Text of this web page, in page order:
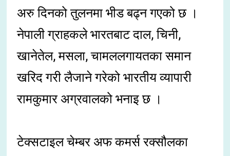
अरु दिनको तुलनमा भीड बढ्न गएको छ ।
नेपाली ग्राहकले भारतबाट दाल, चिनी,
खानेतेल, मसला, चामललगायतका समान
खरिद गरी लैजाने गरेको भारतीय व्यापारी
रामकुमार अग्रवालको भनाइ छ ।
टेक्सटाइल चेम्बर अफ कमर्स रक्सौलका